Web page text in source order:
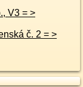
č. 2 = >